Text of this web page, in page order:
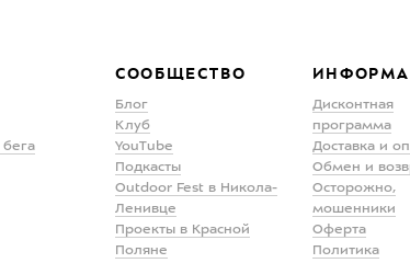
бега
СООБЩЕСТВО
Блог
Клуб
YouTube
Подкасты
Outdoor Fest в Никола-
Ленивце
Проекты в Красной
Поляне
Дисконтная
программа
Доставка и
Обмен и
Осторожно,
мошенники
Оферта
Политика